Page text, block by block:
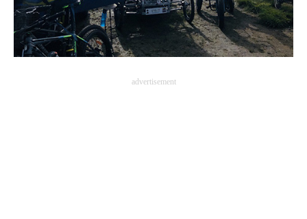
企業向けIT製品の総合サイト
IT製品の技術・比較・事例
advertisement